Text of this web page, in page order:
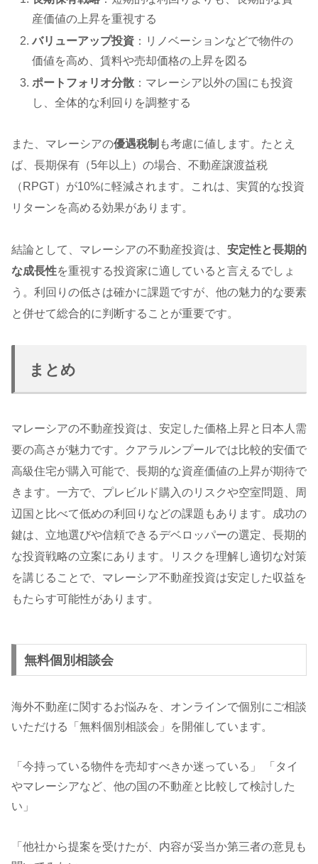
産価値の上昇を重視する
バリューアップ投資 ：リノベーションなどで物件の
価値を高め、賃料や売却価格の上昇を図る
ポートフォリオ分散 ：マレーシア以外の国にも投資
し、全体的な利回りを調整する
また、マレーシアの優遇税制 も考慮に値します。たとえ
ば、長期保有（5年以上）の場合、不動産譲渡益税
（RPGT）が10%に軽減されます。これは、実質的な投資
リターンを高める効果があります。
結論として、マレーシアの不動産投資は、 安定性と長期的
な成長性を重視する投資家に適していると言えるでしょ
う。利回りの低さは確かに課題ですが、他の魅力的な要素
と併せて総合的に判断することが重要です。
まとめ
マレーシアの不動産投資は、安定した価格上昇と日本人需
要の高さが魅力です。クアラルンプールでは比較的安価で
高級住宅が購入可能で、長期的な資産価値の上昇が期待で
きます。一方で、プレビルド購入のリスクや空室問題、周
辺国と比べて低めの利回りなどの課題もあります。成功の
鍵は、立地選びや信頼できるデベロッパーの選定、長期的
な投資戦略の立案にあります。リスクを理解し適切な対策
を講じることで、マレーシア不動産投資は安定した収益を
もたらす可能性があります。
無料個別相談会
海外不動産に関するお悩みを、オンラインで個別にご相談
いただける「無料個別相談会」を開催しています。
「今持っている物件を売却すべきか迷っている」 「タイ
やマレーシアなど、他の国の不動産と比較して検討した
い」
「他社から提案を受けたが、内容が妥当か第三者の意見も